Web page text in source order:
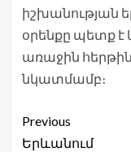
իշխանության
օրենքը պետք
առաջին
նկատմամբ։
Previous
Երևանում